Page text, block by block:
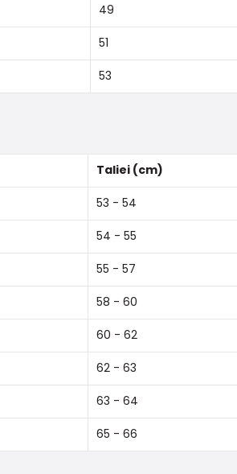
49
51
53
Taliei (cm)
53 - 54
54 - 55
55 - 57
58 - 60
60 - 62
62 - 63
63 - 64
65 - 66